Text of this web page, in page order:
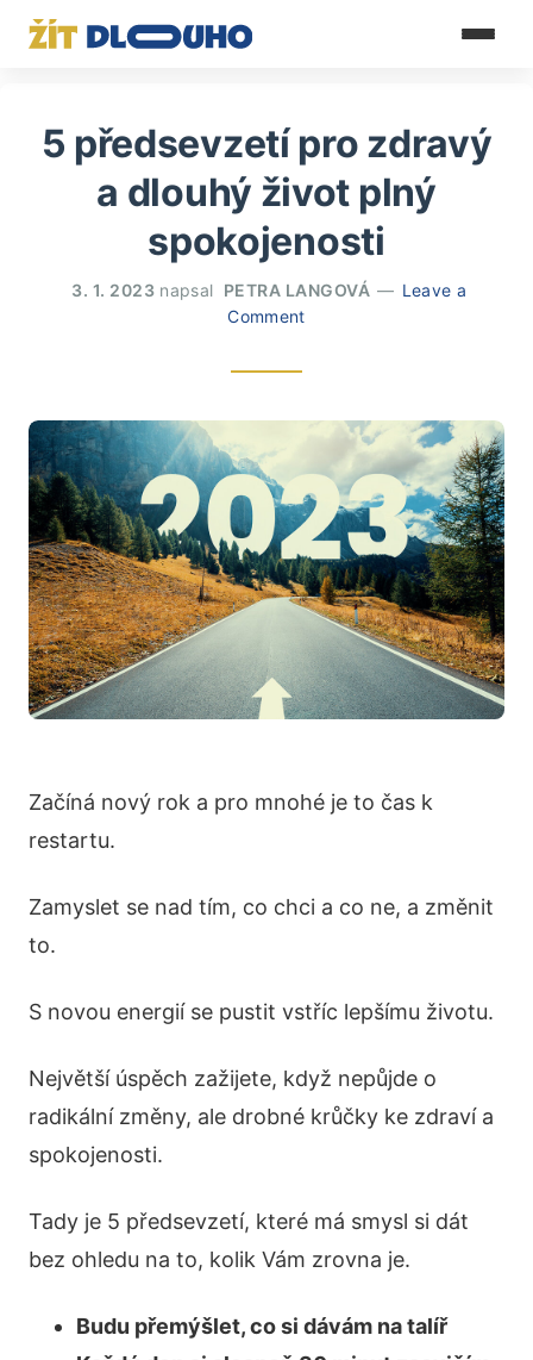
5 předsevzetí pro zdravý
a dlouhý život plný
spokojenosti
3. 1. 2023 napsal PETRA LANGOVÁ
Leave a
Comment
Začíná nový rok a pro mnohé je to čas k
restartu.
Zamyslet se nad tím, co chci a co ne, a změnit
to.
S novou energií se pustit vstříc lepšímu životu.
Největší úspěch zažijete, když nepůjde o
radikální změny, ale drobné krůčky ke zdraví a
spokojenosti.
Tady je 5 předsevzetí, které má smysl si dát
bez ohledu na to, kolik Vám zrovna je.
Budu přemýšlet, co si dávám na talíř